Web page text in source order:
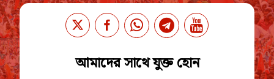
আমাদের সাথে যুক্ত হোন